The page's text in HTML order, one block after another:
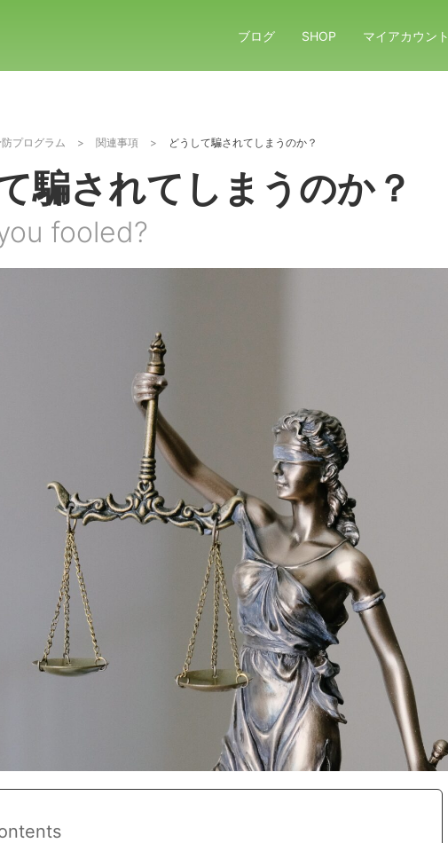
ブログ SHOP マイアカウント
プログラム > 関連事項 > どうして騙されてしまうのか？
騙されてしまうのか？
fooled?